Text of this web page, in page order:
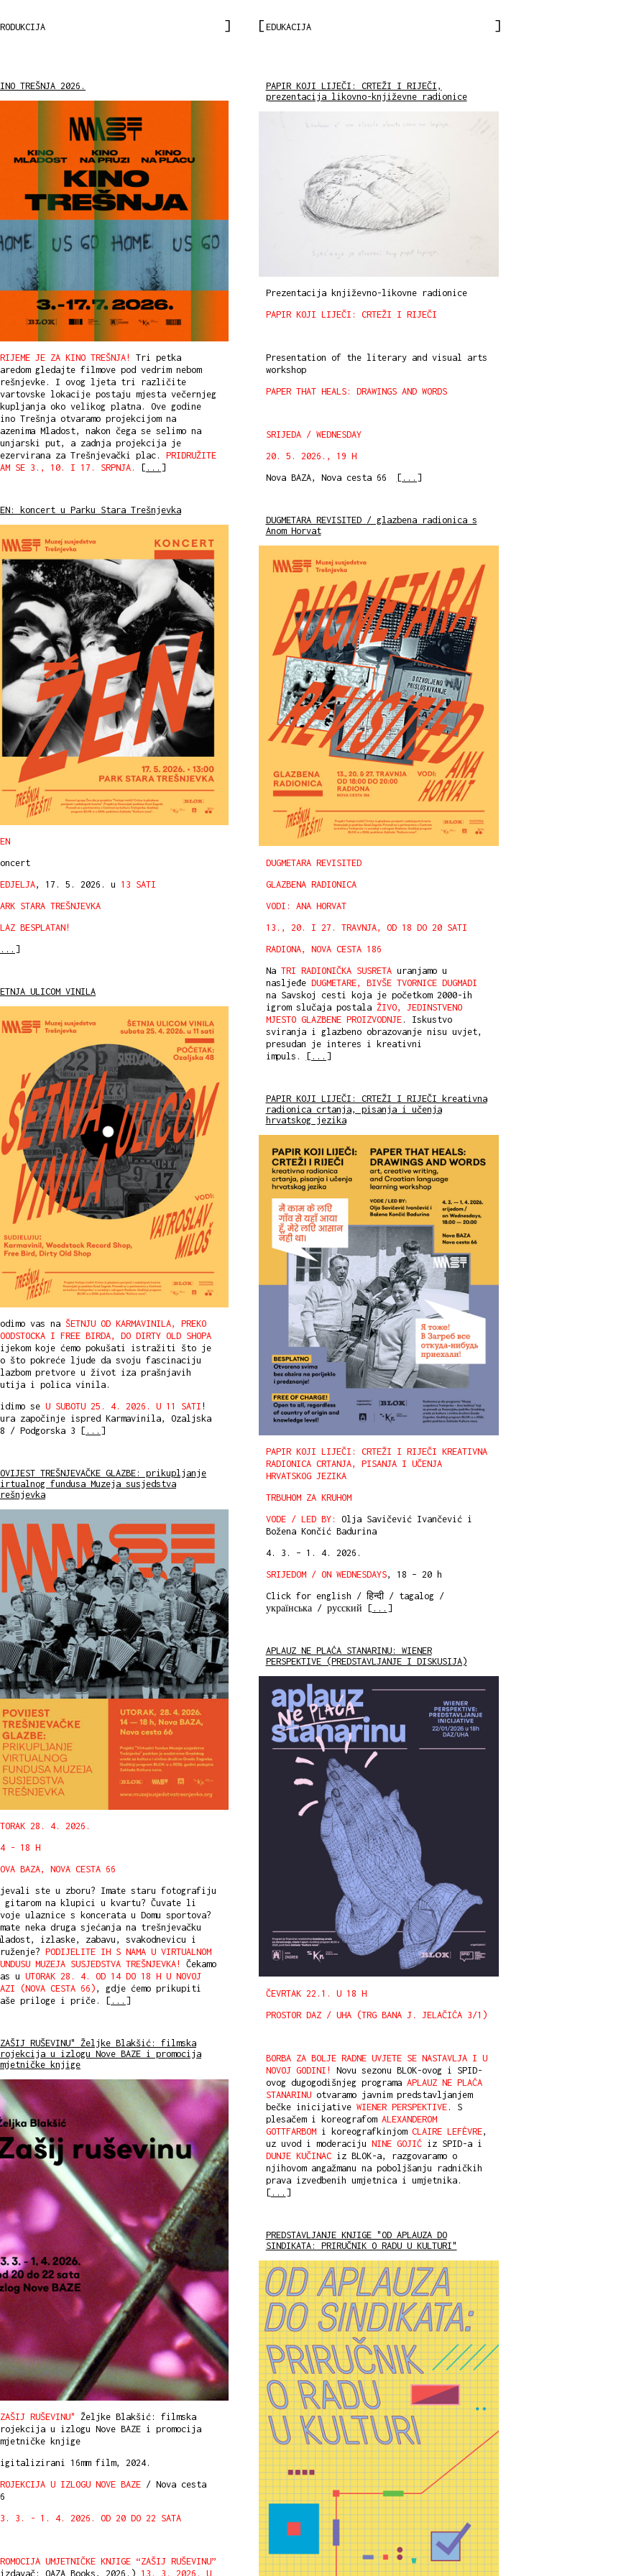
TREŠNJA 2026.
JE ZA KINO TREŠNJA!
Tri petka
gledajte filmove pod vedrim nebom
I ovog ljeta tri različite
lokacije postaju mjesta večernjeg
oko velikog platna. Ove godine
Trešnja otvaramo projekcijom na
Mladost, nakon čega se selimo na
put, a zadnja projekcija je
za Trešnjevački plac. PRIDRUŽITE
SE 3., 10. I 17. SRPNJA.
[ ... ]
koncert u Parku Stara Trešnjevka
, 17. 5. 2026. u 13 SATI
STARA TREŠNJEVKA
BESPLATAN!
ULICOM VINILA
vas na ŠETNJU OD KARMAVINILA, PREKO
I FREE BIRDA, DO DIRTY OLD SHOPA
koje ćemo pokušati istražiti što je
što pokreće ljude da svoju fascinaciju
pretvore u život iza prašnjavih
i polica vinila.
se U SUBOTU 25. 4. 2026. U 11 SATI !
započinje ispred Karmavinila, Ozaljska
/ Podgorska 3 [ ... ]
TREŠNJEVAČKE GLAZBE: prikupljanje
fundusa Muzeja susjedstva
28. 4. 2026.
- 18 H
BAZA, NOVA CESTA 66
ste u zboru? Imate staru fotografiju
gitarom na klupici u kvartu? Čuvate li
ulaznice s koncerata u Domu sportova?
neka druga sjećanja na trešnjevačku
izlaske, zabavu, svakodnevicu i
PODIJELITE IH S NAMA U VIRTUALNOM
MUZEJA SUSJEDSTVA TREŠNJEVKA!
Čekamo
u UTORAK 28. 4. OD 14 DO 18 H U NOVOJ
(NOVA CESTA 66) , gdje ćemo prikupiti
priloge i priče. [ ... ]
RUŠEVINU" Željke Blakšić: filmska
u izlogu Nove BAZE i promocija
knjige
RUŠEVINU" Željke Blakšić: filmska
u izlogu Nove BAZE i promocija
knjige
16mm film, 2024.
U IZLOGU NOVE BAZE / Nova cesta
3. - 1. 4. 2026. OD 20 DO 22 SATA
UMJETNIČKE KNJIGE “ZAŠIJ RUŠEVINU”
OAZA Books, 2026.) 13. 3. 2026. U
EDUKACIJA
PAPIR KOJI LIJEČI: CRTEŽI I RIJEČI,
prezentacija likovno-književne radionice
Prezentacija književno-likovne radionice
PAPIR KOJI LIJEČI: CRTEŽI I RIJEČI
Presentation of the literary and visual arts
workshop
PAPER THAT HEALS: DRAWINGS AND WORDS
SRIJEDA / WEDNESDAY
20. 5. 2026., 19 H
Nova BAZA, Nova cesta 66
[...]
DUGMETARA REVISITED / glazbena radionica s
Anom Horvat
DUGMETARA REVISITED
GLAZBENA RADIONICA
VODI: ANA HORVAT
13., 20. I 27. TRAVNJA, OD 18 DO 20 SATI
RADIONA, NOVA CESTA 186
Na TRI RADIONIČKA SUSRETAuranjamo u
nasljeđe DUGMETARE, BIVŠE TVORNICE DUGMADI
na Savskoj cesti koja je početkom 2000-ih
igrom slučaja postala ŽIVO, JEDINSTVENO
MJESTO GLAZBENE PROIZVODNJE. Iskustvo
sviranja i glazbeno obrazovanje nisu uvjet,
presudan je interes i kreativni
impuls. [...]
PAPIR KOJI LIJEČI: CRTEŽI I RIJEČI kreativna
radionica crtanja, pisanja i učenja
hrvatskog jezika
PAPIR KOJI LIJEČI: CRTEŽI I RIJEČI KREATIVNA
RADIONICA CRTANJA, PISANJA I UČENJA
HRVATSKOG JEZIKA
TRBUHOM ZA KRUHOM
VODE / LED BY:
Olja Savičević Ivančević i
Božena Končić Badurina
4. 3. – 1. 4. 2026.
SRIJEDOM / ON WEDNESDAYS, 18 – 20 h
Click for english / हिन्दी / tagalog /
українська / русский [... ]
APLAUZ NE PLAĆA STANARINU: WIENER
PERSPEKTIVE (PREDSTAVLJANJE I DISKUSIJA)
ČEVRTAK 22.1. U 18 H
PROSTOR DAZ / UHA (TRG BANA J. JELAČIĆA 3/1)
BORBA ZA BOLJE RADNE UVJETE SE NASTAVLJA I U
NOVOJ GODINI!
Novu sezonu BLOK-ovog i SPID-
ovog dugogodišnjeg programa APLAUZ NE PLAĆA
STANARINUotvaramo javnim predstavljanjem
bečke inicijative WIENER PERSPEKTIVE. S
plesačem i koreografom ALEXANDEROM
GOTTFARBOMi koreografkinjom CLAIRE LEFÈVRE,
uz uvod i moderaciju NINE GOJIĆiz SPID-a i
DUNJE KUČINACiz BLOK-a, razgovaramo o
njihovom angažmanu na poboljšanju radničkih
prava izvedbenih umjetnica i umjetnika.
[... ]
PREDSTAVLJANJE KNJIGE "OD APLAUZA DO
SINDIKATA: PRIRUČNIK O RADU U KULTURI"